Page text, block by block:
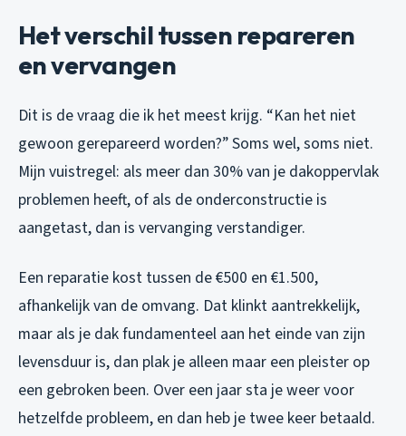
Het verschil tussen repareren
en vervangen
Dit is de vraag die ik het meest krijg. “Kan het niet
gewoon gerepareerd worden?” Soms wel, soms niet.
Mijn vuistregel: als meer dan 30% van je dakoppervlak
problemen heeft, of als de onderconstructie is
aangetast, dan is vervanging verstandiger.
Een reparatie kost tussen de €500 en €1.500,
afhankelijk van de omvang. Dat klinkt aantrekkelijk,
maar als je dak fundamenteel aan het einde van zijn
levensduur is, dan plak je alleen maar een pleister op
een gebroken been. Over een jaar sta je weer voor
hetzelfde probleem, en dan heb je twee keer betaald.